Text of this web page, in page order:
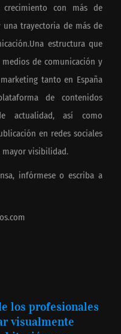
con más de
una trayectoria de más de
estructura que
de comunicación y
tanto en España
de contenidos
actualidad, así como
en redes sociales
visibilidad.
infórmese o escriba a
los profesionales
visualmente